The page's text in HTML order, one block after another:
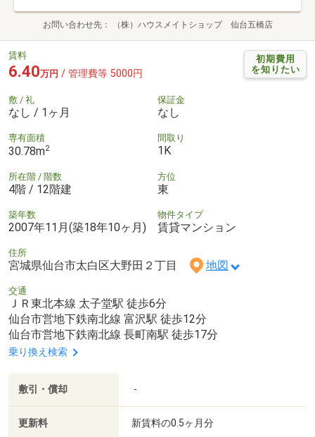
お問い合わせ先 （株）ハウスメイトショップ 仙台五橋店
初期費用
を知りたい
賃料
6.40万円 / 管理費等 5000円
敷 / 礼
なし / 1ヶ月
保証金
なし
専有面積
30.78m2
間取り
1K
所在階 / 階数
4階 / 12階建
方位
東
築年数
2007年11月(築18年10ヶ月)
物件タイプ
賃貸マンション
住所
宮城県仙台市太白区大野田２丁目 地図
交通
ＪＲ東北本線 太子堂駅 徒歩6分
仙台市営地下鉄南北線 富沢駅 徒歩12分
仙台市営地下鉄南北線 長町南駅 徒歩17分
乗り換え検索
敷引・償却 -
更新料 新賃料の0.5ヶ月分